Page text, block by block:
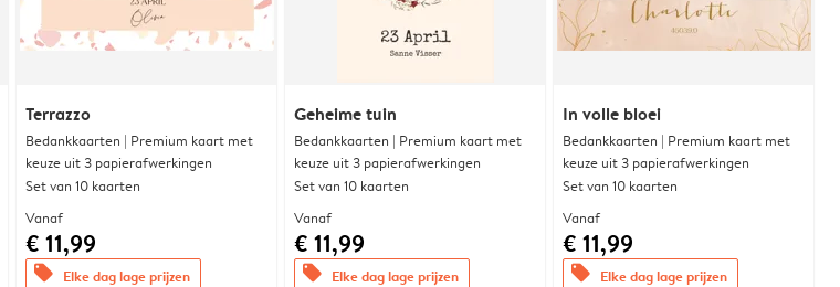
Terrazzo
Bedankkaarten | Premium kaart met
keuze uit 3 papierafwerkingen
Set van 10 kaarten
Vanaf
€ 11,99
offers Elke dag lage prijzen
Geheime tuin
Bedankkaarten | Premium kaart met
keuze uit 3 papierafwerkingen
Set van 10 kaarten
Vanaf
€ 11,99
offers Elke dag lage prijzen
In volle bloei
Bedankkaarten | Premium kaart met
keuze uit 3 papierafwerkingen
Set van 10 kaarten
Vanaf
€ 11,99
offers Elke dag lage prijzen